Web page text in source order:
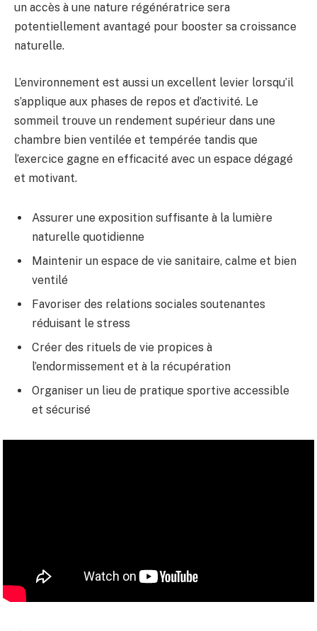
un accès à une nature régénératrice sera
potentiellement avantagé pour booster sa croissance
naturelle.
L’environnement est aussi un excellent levier lorsqu’il
s’applique aux phases de repos et d’activité. Le
sommeil trouve un rendement supérieur dans une
chambre bien ventilée et tempérée tandis que
l’exercice gagne en efficacité avec un espace dégagé
et motivant.
Assurer une exposition suffisante à la lumière
naturelle quotidienne
Maintenir un espace de vie sanitaire, calme et bien
ventilé
Favoriser des relations sociales soutenantes
réduisant le stress
Créer des rituels de vie propices à
l’endormissement et à la récupération
Organiser un lieu de pratique sportive accessible
et sécurisé